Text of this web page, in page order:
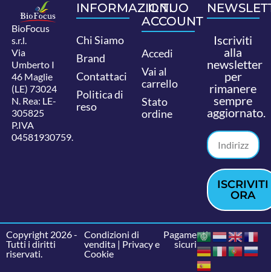
BioFocus
s.r.l.
Via
Umberto I
46 Maglie
(LE) 73024
N. Rea: LE-
305825
P.IVA
04581930759.
INFORMAZIONI
Chi Siamo
Brand
Contattaci
Politica di
reso
IL TUO
ACCOUNT
Accedi
Vai al
carrello
Stato
ordine
Iscriviti
alla
newsletter
per
rimanere
sempre
aggiornato.
ISCRIVITI
ORA
Copyright 2026 -
Tutti i diritti
riservati.
Condizioni di
vendita| Privacy e
Cookie
Pagamenti
sicuri